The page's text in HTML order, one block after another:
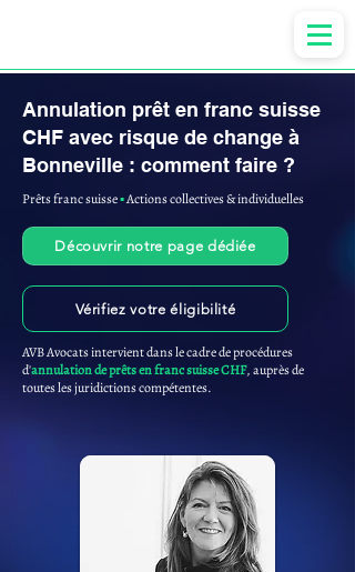
Annulation prêt en franc suisse
CHF avec risque de change à
Bonneville : comment faire ?
Prêts franc suisse▪︎Actions collectives & individuelles
Découvrir notre page dédiée
Vérifiez votre éligibilité
AVB Avocats intervient dans le cadre de procédures
d'annulation de prêts en franc suisse CHF, auprès de
toutes les juridictions compétentes.